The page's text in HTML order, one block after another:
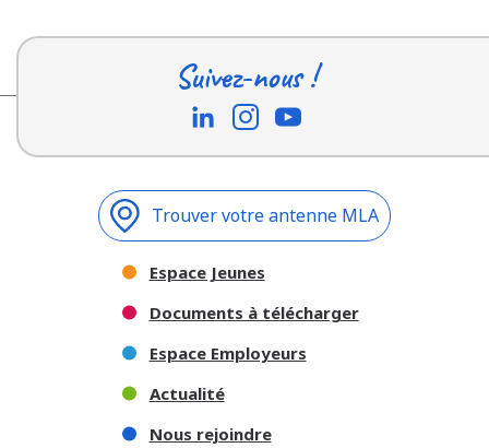
Suivez-nous !
Trouver votre antenne MLA
Espace Jeunes
Documents à télécharger
Espace Employeurs
Actualité
Nous rejoindre